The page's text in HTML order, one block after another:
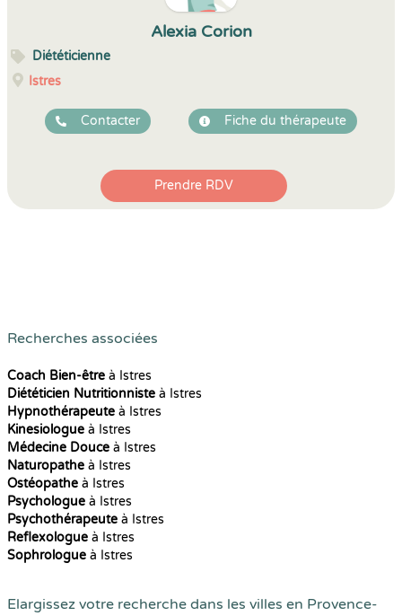
Alexia Corion
Diététicienne
Istres
Contacter Fiche du thérapeute
Prendre RDV
Recherches associées
Coach Bien-être à Istres
Diététicien Nutritionniste à Istres
Hypnothérapeute à Istres
Kinesiologue à Istres
Médecine Douce à Istres
Naturopathe à Istres
Ostéopathe à Istres
Psychologue à Istres
Psychothérapeute à Istres
Reflexologue à Istres
Sophrologue à Istres
Elargissez votre recherche dans les villes en Provence-